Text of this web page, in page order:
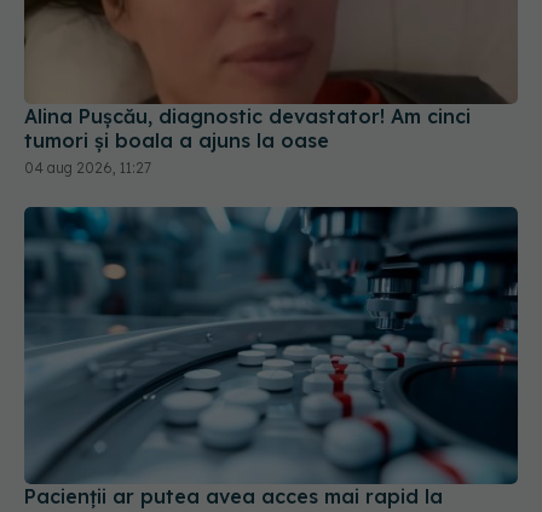
Alina Pușcău, diagnostic devastator! Am cinci
tumori și boala a ajuns la oase
04 aug 2026, 11:27
Pacienții ar putea avea acces mai rapid la
tratamente. UNIFARM anunță un parteneriat
important